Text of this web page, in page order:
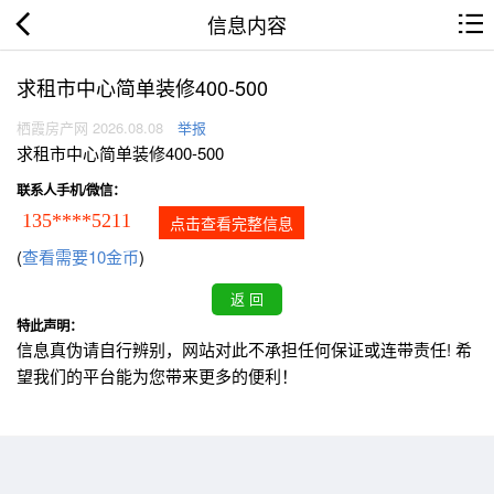
信息内容
求租市中心简单装修400-500
栖霞房产网 2026.08.08 举报
求租市中心简单装修400-500
联系人手机/微信：
135****5211 点击查看完整信息
(查看需要10金币)
特此声明：
信息真伪请自行辨别，网站对此不承担任何保证或连带责任! 希
望我们的平台能为您带来更多的便利！